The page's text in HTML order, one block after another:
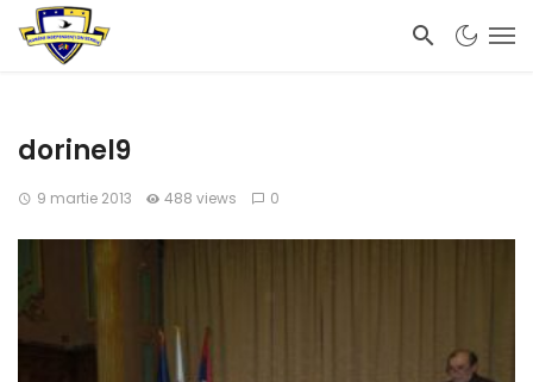
dorinel9
9 martie 2013 488 views 0